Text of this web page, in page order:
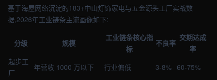
基于海屋网络沉淀的183+中山灯饰家电与五金源头工厂实战数
据,2026年工业链条主流画像如下:
分级 规模
工业链条核心指
标
不良率
交期达成
率
起步工
厂
年营收 1000 万以下 行业偏低 3-8% 60-75%